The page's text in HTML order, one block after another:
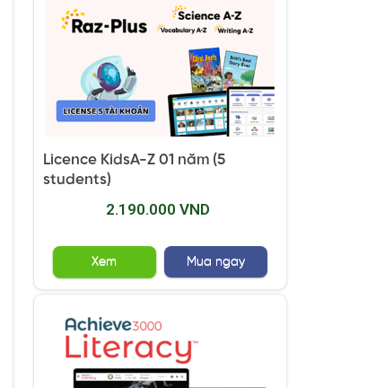
Licence KidsA-Z 01 năm (5
students)
2.190.000 VND
Xem Mua ngay